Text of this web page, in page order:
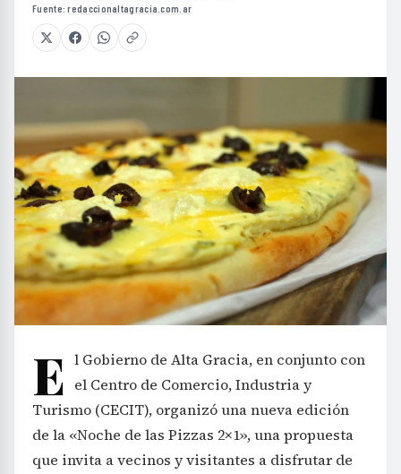
Fuente:redaccionaltagracia.com.ar
E l Gobierno de Alta Gracia, en conjunto con
el Centro de Comercio, Industria y
Turismo (CECIT), organizó una nueva edición
de la «Noche de las Pizzas 2×1», una propuesta
que invita a vecinos y visitantes a disfrutar de